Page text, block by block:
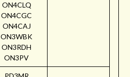
ON4CLQ
ON4CGC
ON4CAJ
ON3WBK
ON3RDH
ON3PV